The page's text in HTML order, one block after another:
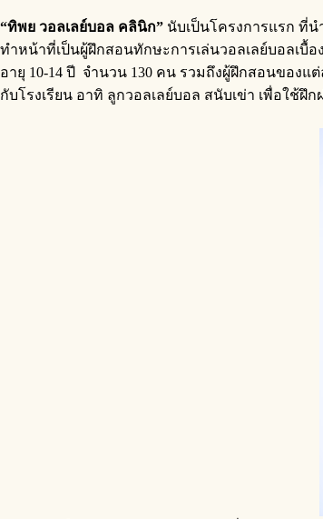
“ทิพย วอลเลย์บอล คลินิก” นับเป็นโครงการแรก ที่
ทำหน้าที่เป็นผู้ฝึกสอนทักษะการเล่นวอลเลย์บอลเบื้อ
อายุ 10-14 ปี จำนวน 130 คน รวมถึงผู้ฝึกสอนของ
กับโรงเรียน อาทิ ลูกวอลเลย์บอล สนับเข่า เพื่อใช้